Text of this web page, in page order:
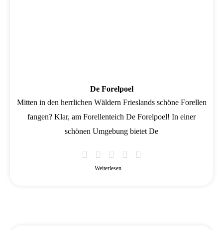
De Forelpoel
Mitten in den herrlichen Wäldern Frieslands schöne Forellen
fangen? Klar, am Forellenteich De Forelpoel! In einer
schönen Umgebung bietet De
Weiterlesen …